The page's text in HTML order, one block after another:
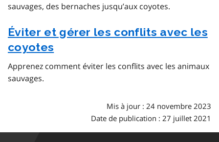
sauvages, des bernaches jusqu’aux coyotes.
Éviter et gérer les conflits avec les
coyotes
Apprenez comment éviter les conflits avec les animaux
sauvages.
Mis à jour : 24 novembre 2023
Date de publication : 27 juillet 2021